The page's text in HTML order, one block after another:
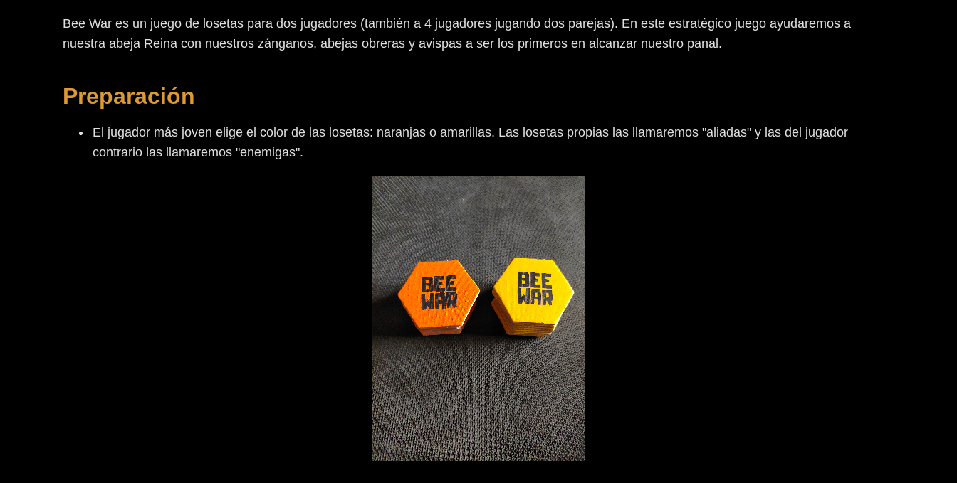
Bee War es un juego de losetas para dos jugadores (también a 4 jugadores jugando dos parejas). En este estratégico juego ayudaremos a
nuestra abeja Reina con nuestros zánganos, abejas obreras y avispas a ser los primeros en alcanzar nuestro panal.
Preparación
El jugador más joven elige el color de las losetas: naranjas o amarillas. Las losetas propias las llamaremos "aliadas" y las del jugador
contrario las llamaremos "enemigas".